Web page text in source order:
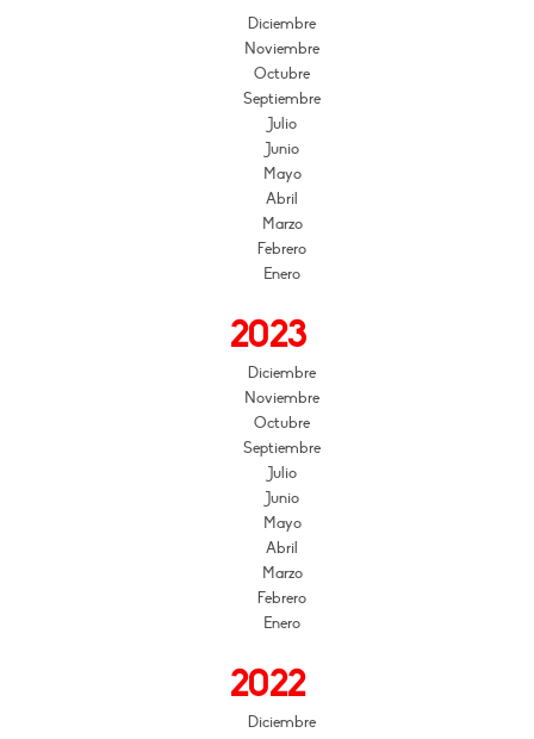
Diciembre
Noviembre
Octubre
Septiembre
Julio
Junio
Mayo
Abril
Marzo
Febrero
Enero
2023
Diciembre
Noviembre
Octubre
Septiembre
Julio
Junio
Mayo
Abril
Marzo
Febrero
Enero
2022
Diciembre